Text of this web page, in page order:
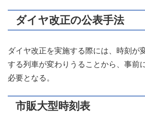
ダイヤ改正の公表手法
ダイヤ改正を実施する際には、時刻が
する列車が変わりうることから、事前
必要となる。
市販大型時刻表